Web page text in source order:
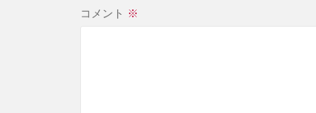
コメント ※